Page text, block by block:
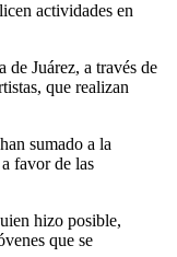
actividades en
Juárez, a través de
que realizan
sumado a la
favor de las
hizo posible,
que se